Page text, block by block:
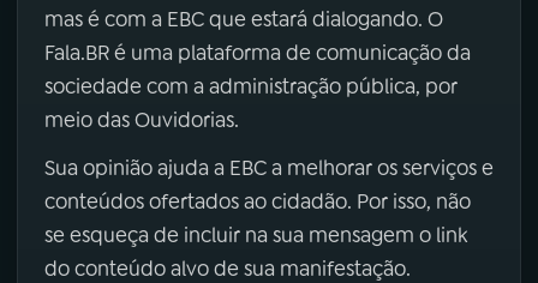
mas é com a EBC que estará dialogando. O
Fala.BR é uma plataforma de comunicação da
sociedade com a administração pública, por
meio das Ouvidorias.
Sua opinião ajuda a EBC a melhorar os serviços e
conteúdos ofertados ao cidadão. Por isso, não
se esqueça de incluir na sua mensagem o link
do conteúdo alvo de sua manifestação.